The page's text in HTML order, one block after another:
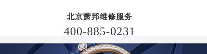
北京萧邦维修服务
400-885-0231